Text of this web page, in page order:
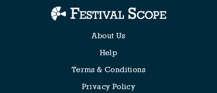
About Us
Help
Terms & Conditions
Privacy Policy